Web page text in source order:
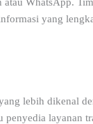
atau WhatsApp.
yang
lebih dikenal
penyedia layanan